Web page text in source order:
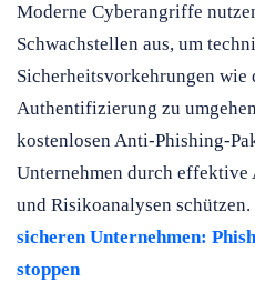
Moderne Cyberangriffe
Schwachstellen aus, um
Sicherheitsvorkehrungen
Authentifizierung zu
kostenlosen Anti-Phishing-
Unternehmen durch effektive
und Risikoanalysen schützen.
sicheren Unternehmen:
stoppen